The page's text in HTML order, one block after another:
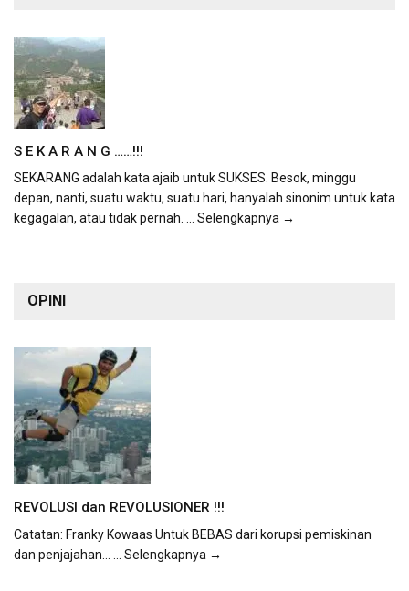
S E K A R A N G ……!!!
SEKARANG adalah kata ajaib untuk SUKSES. Besok, minggu
depan, nanti, suatu waktu, suatu hari, hanyalah sinonim untuk kata
kegagalan, atau tidak pernah. ... Selengkapnya →
OPINI
REVOLUSI dan REVOLUSIONER !!!
Catatan: Franky Kowaas Untuk BEBAS dari korupsi pemiskinan
dan penjajahan...
... Selengkapnya →